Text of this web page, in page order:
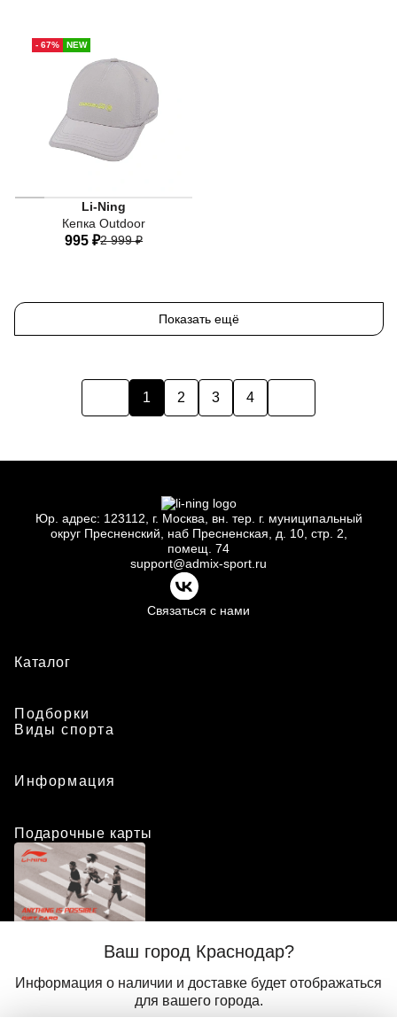
Ваш город Краснодар?
Информация о наличии и доставке будет отображаться
для вашего города.
34 RU 34,5 RU
37 RU
38,5 RU
40 RU
- 67% NEW
Li-Ning
Кепка Outdoor
995 ₽2 999 ₽
Показать ещё
1 2 3 4
Юр. адрес: 123112, г. Москва, вн. тер. г. муниципальный
округ Пресненский, наб Пресненская, д. 10, стр. 2,
помещ. 74
support@admix-sport.ru
Связаться с нами
Каталог
Подборки
Виды спорта
Информация
Подарочные карты
Положение о программе лояльности
Присоединиться